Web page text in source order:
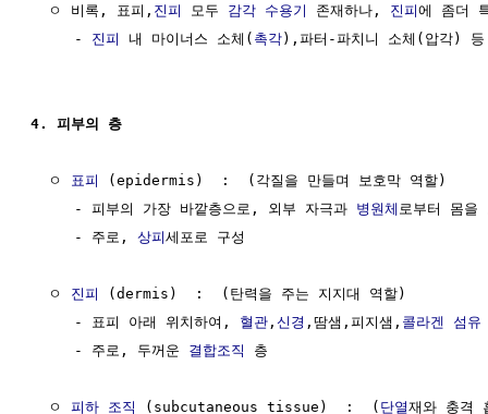
  ㅇ 비록, 표피,
진피 모두 감각 수용기 존재하나, 진피에 좀더
     -
진피 내 마이너스 소체( 촉각),파터-파치니 소체(압각)
4. 피부의 층
  ㅇ
표피
(epidermis)  :  (각질을 만들며 보호막 역할)
     - 피부의 가장 바깥층으로, 외부 자극과
병원체 로부터 몸을
     - 주로,
상피세포로 구성
  ㅇ
진피
(dermis)  :  (탄력을 주는 지지대 역할)
     - 표피 아래 위치하여,
혈관 , 신경 ,땀샘,피지샘, 콜라겐 섬유
     - 주로, 두꺼운
결합조직 층
  ㅇ
피하 조직 (subcutaneous tissue)  :  ( 단열재와 충격